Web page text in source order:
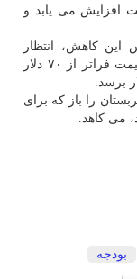
افزایش می یابد و
كاهش، انتظار
داریم قیمت ها بالا برود. تعجب نمی كنم كه قیمت فراتر از ۷۰ دلار
را باز كه برای
بودجه